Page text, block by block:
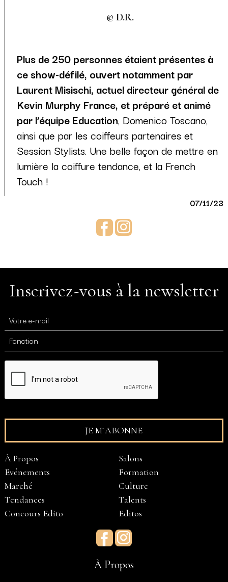
© D.R.
Plus de 250 personnes étaient présentes à
ce show-défilé, ouvert notamment par
Laurent Misischi, actuel directeur général de
Kevin Murphy France, et préparé et animé
par l’équipe Education, Domenico Toscano,
ainsi que par les coiffeurs partenaires et
Session Stylists. Une belle façon de mettre en
lumière la coiffure tendance, et la French
Touch !
07/11/23
Facebook
Inscrivez-vous à la newsletter
À Propos
Evénements
Marché
Tendances
Concours Edito
Salons
Formation
Culture
Talents
Editos
Facebook
À Propos